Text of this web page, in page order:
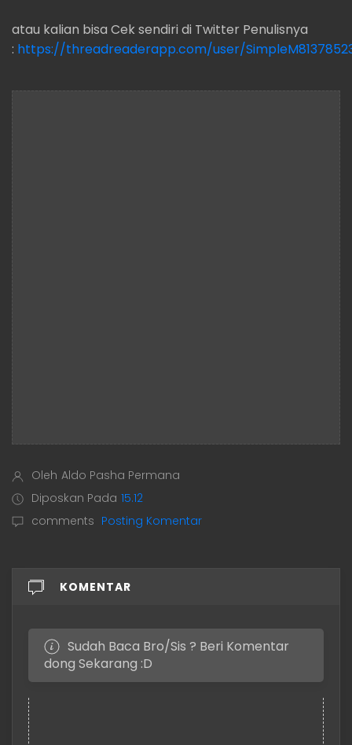
atau kalian bisa Cek sendiri di Twitter Penulisnya
: https://threadreaderapp.com/user/
Oleh Aldo Pasha Permana
Diposkan Pada 15.12
comments Posting Komentar
KOMENTAR
Sudah Baca Bro/Sis ? Beri Komentar
dong Sekarang :D